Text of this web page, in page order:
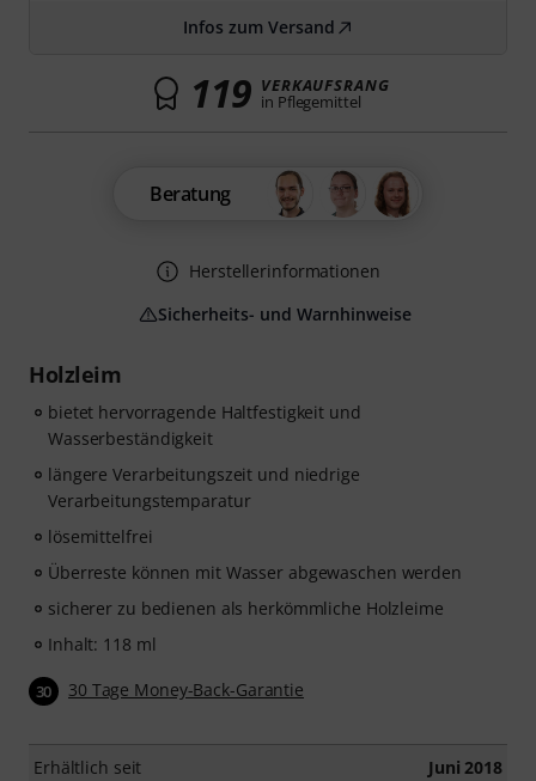
Holzleim
bietet hervorragende Haltfestigkeit und
Wasserbeständigkeit
längere Verarbeitungszeit und niedrige
Verarbeitungstemparatur
lösemittelfrei
Überreste können mit Wasser abgewaschen werden
sicherer zu bedienen als herkömmliche Holzleime
Inhalt: 118 ml
30 30 Tage Money-Back-Garantie
Erhältlich seit Juni 2018
Infos zum Versand
119 VERKAUFSRANG
in Pflegemittel
Beratung
Herstellerinformationen
Sicherheits- und Warnhinweise